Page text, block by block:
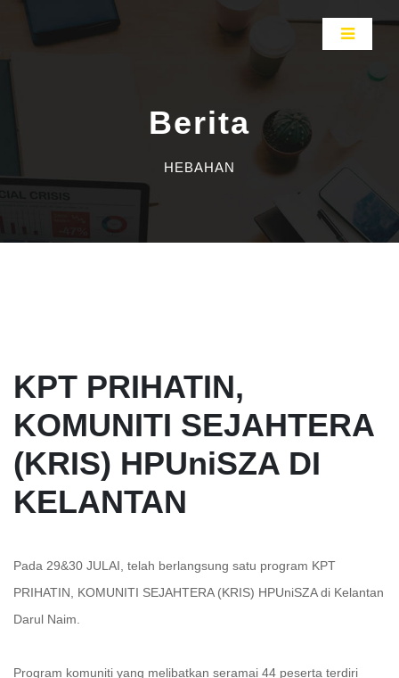
Berita
HEBAHAN
KPT PRIHATIN,
KOMUNITI SEJAHTERA
(KRIS) HPUniSZA DI
KELANTAN
Pada 29&30 JULAI, telah berlangsung satu program KPT
PRIHATIN, KOMUNITI SEJAHTERA (KRIS) HPUniSZA di Kelantan
Darul Naim.
Program komuniti yang melibatkan seramai 44 peserta terdiri